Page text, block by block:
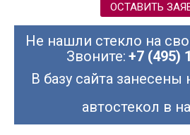
ОСТАВИТЬ
Не нашли стекло на
Звоните: +7 (495)
В базу сайта
автостекол в